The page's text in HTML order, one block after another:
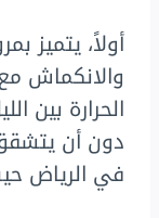
أولاً، يتميز
والانكماش
الحرارة بين
دون أن
في الرياض